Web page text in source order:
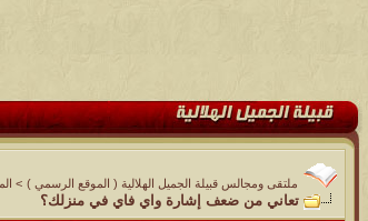
ملتقى ومجالس قبيلة الجميل الهلالية ( الموقع الرسمي ) >
تعاني من ضعف إشارة واي فاي في منزلك؟